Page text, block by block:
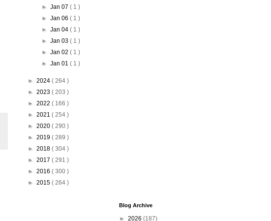
►Jan 07( 1 )
►Jan 06( 1 )
►Jan 04( 1 )
►Jan 03( 1 )
►Jan 02( 1 )
►Jan 01( 1 )
► 2024 ( 264 )
► 2023 ( 203 )
► 2022 ( 166 )
► 2021 ( 254 )
► 2020 ( 290 )
► 2019 ( 289 )
► 2018 ( 304 )
► 2017 ( 291 )
► 2016 ( 300 )
► 2015 ( 264 )
Blog Archive
► 2026 (187)